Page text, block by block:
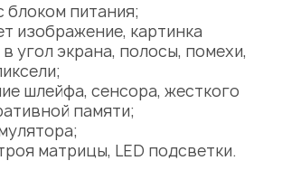
блоком питания;
изображение, картинка
угол экрана, полосы, помехи,
шлейфа, сенсора, жесткого
памяти;
матрицы, LED подсветки.